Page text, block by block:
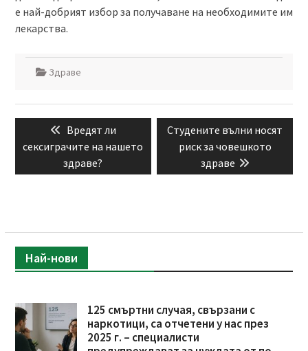
е най-добрият избор за получаване на необходимите им
лекарства.
Здраве
Навигация
Previous
post:
Вредят ли
сексиграчите на нашето
здраве?
Next
post:
Студените вълни носят
риск за човешкото
здраве
Най-нови
125 смъртни случая, свързани с
наркотици, са отчетени у нас през
2025 г. – специалисти